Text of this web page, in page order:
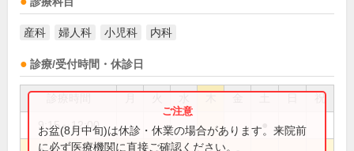
産科 婦人科 小児科 内科
診療/受付時間・休診日
祝
9:15～12:00
お盆(8月中旬)は休診・休業の場合があります。来院前
に必ず医療機関に直接ご確認ください。